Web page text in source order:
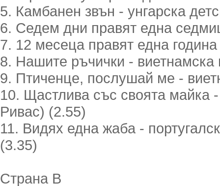
5. Камбанен звън - унгарска
6. Седем дни правят една
7. 12 месеца правят една
8. Нашите ръчички -
9. Птиченце, послушай ме -
10. Щастлива със своята майка
Ривас) (2.55)
11. Видях една жаба -
(3.35)
Страна В